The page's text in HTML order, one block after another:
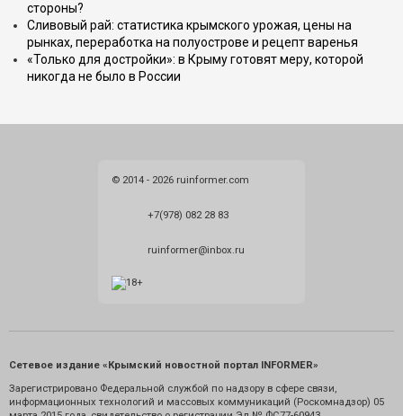
стороны?
Сливовый рай: статистика крымского урожая, цены на
рынках, переработка на полуострове и рецепт варенья
«Только для достройки»: в Крыму готовят меру, которой
никогда не было в России
© 2014 - 2026 ruinformer.com
+7(978) 082 28 83
ruinformer@inbox.ru
Сетевое издание «Крымский новостной портал INFORMER»
Зарегистрировано Федеральной службой по надзору в сфере связи,
информационных технологий и массовых коммуникаций (Роскомнадзор) 05